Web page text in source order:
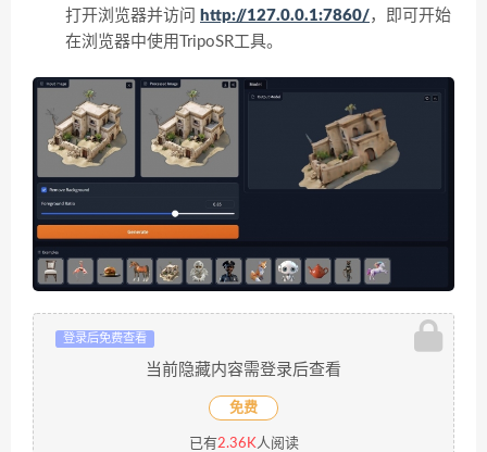
打开浏览器并访问
http://127.0.0.1:7860/，即可开始
在浏览器中使用
TripoSR工具。
登录后免费查看
当前隐藏内容需登录后查看
免费
已有2.36K 人阅读